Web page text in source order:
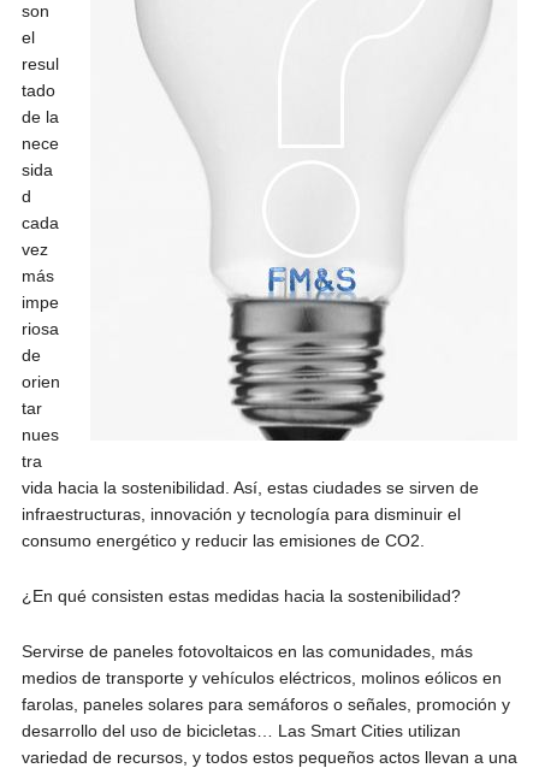
son
el
resul
tado
de la
nece
sida
d
cada
vez
más
impe
riosa
de
orien
tar
nues
tra
vida hacia la sostenibilidad. Así, estas ciudades se sirven de
infraestructuras, innovación y tecnología para disminuir el
consumo energético y reducir las emisiones de CO2.
¿En qué consisten estas medidas hacia la sostenibilidad?
Servirse de paneles fotovoltaicos en las comunidades, más
medios de transporte y vehículos eléctricos, molinos eólicos en
farolas, paneles solares para semáforos o señales, promoción y
desarrollo del uso de bicicletas… Las Smart Cities utilizan
variedad de recursos, y todos estos pequeños actos llevan a una